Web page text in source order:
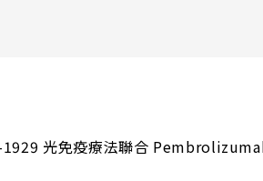
1929 光免疫療法聯合